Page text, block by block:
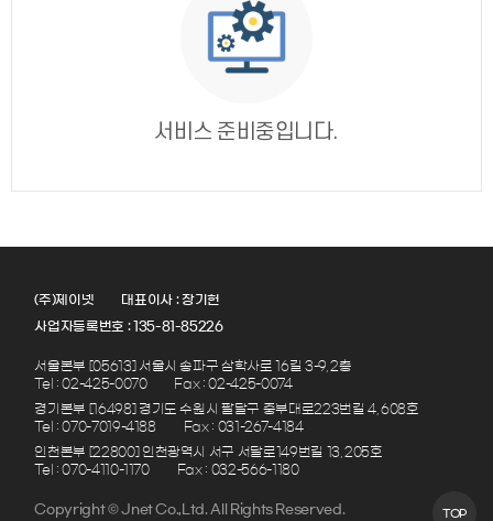
서비스 준비중입니다.
(주)제이넷
대표이사 : 장기헌
사업자등록번호 : 135-81-85226
서울본부 [05613] 서울시 송파구 삼학사로 16길 3-9, 2층
Tel : 02-425-0070
Fax : 02-425-0074
경기본부 [16498] 경기도 수원시 팔달구 중부대로223번길 4, 608호
Tel : 070-7019-4188
Fax : 031-267-4184
인천본부 [22800] 인천광역시 서구 서달로149번길 13, 205호
Tel : 070-4110-1170
Fax : 032-566-1180
Copyright © Jnet Co.,Ltd. All Rights Reserved. TOP